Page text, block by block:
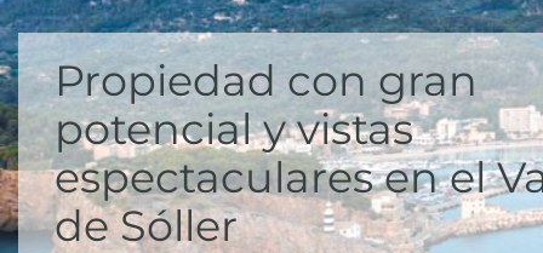
Propiedad con gran
potencial y vistas
espectaculares en el
de Sóller